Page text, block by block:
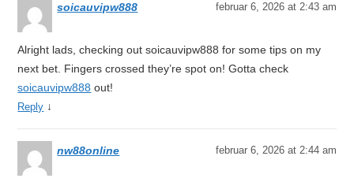
soicauvipw888 februar 6, 2026 at 2:43 am
Alright lads, checking out soicauvipw888 for some tips on my
next bet. Fingers crossed they’re spot on! Gotta check
soicauvipw888 out!
Reply ↓
nw88online februar 6, 2026 at 2:44 am